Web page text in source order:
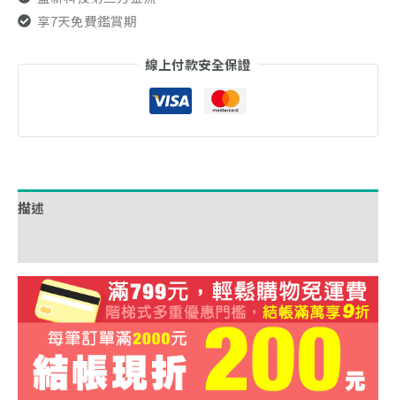
享7天免費鑑賞期
線上付款安全保證
描述